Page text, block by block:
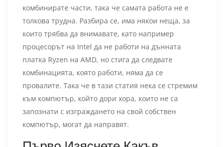
комбинирате части, така че самата работа не е
толкова трудна. Разбира се, има някои неща, за
които трябва да внимавате, като например
процесорът на Intel да не работи на дънната
платка Ryzen на AMD, но стига да следвате
комбинацията, която работи, няма да се
провалите. Така че в тази статия нека се стремим
към компютър, който дори хора, които не са
запознати с изграждането на свой собствен
компютър, могат да направят.